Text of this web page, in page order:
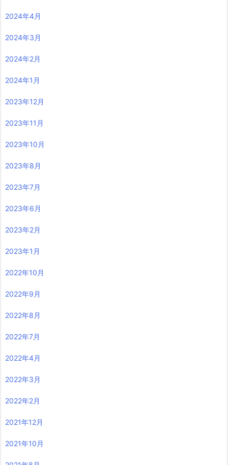
2024年4月
2024年3月
2024年2月
2024年1月
2023年12月
2023年11月
2023年10月
2023年8月
2023年7月
2023年6月
2023年2月
2023年1月
2022年10月
2022年9月
2022年8月
2022年7月
2022年4月
2022年3月
2022年2月
2021年12月
2021年10月